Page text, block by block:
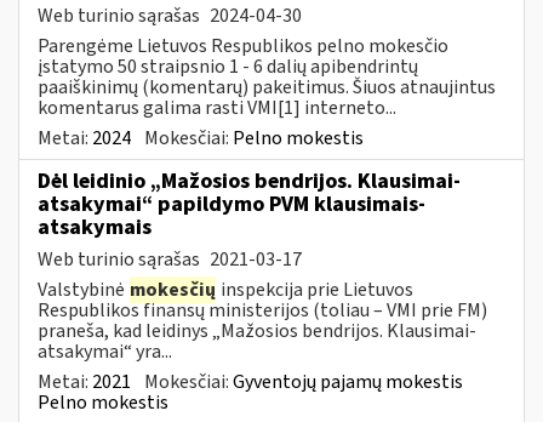
Web turinio sąrašas 2024-04-30
Parengėme Lietuvos Respublikos pelno mokesčio
įstatymo 50 straipsnio 1 - 6 dalių apibendrintų
paaiškinimų (komentarų) pakeitimus. Šiuos atnaujintus
komentarus galima rasti VMI[1] interneto...
Metai: 2024 Mokesčiai: Pelno mokestis
Dėl leidinio „Mažosios bendrijos. Klausimai-
atsakymai“ papildymo PVM klausimais-
atsakymais
Web turinio sąrašas 2021-03-17
Valstybinė mokesčių inspekcija prie Lietuvos
Respublikos finansų ministerijos (toliau – VMI prie FM)
praneša, kad leidinys „Mažosios bendrijos. Klausimai-
atsakymai“ yra...
Metai: 2021 Mokesčiai:Gyventojų pajamų mokestis
Pelno mokestis